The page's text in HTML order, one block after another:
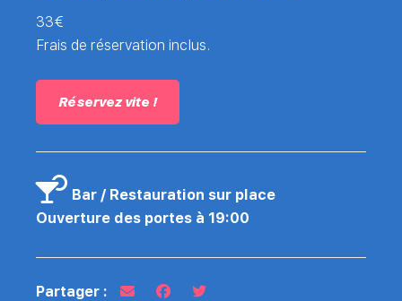
33€
Frais de réservation inclus.
Réservez vite !
Bar / Restauration sur place
Ouverture des portes à 19:00
Partager :